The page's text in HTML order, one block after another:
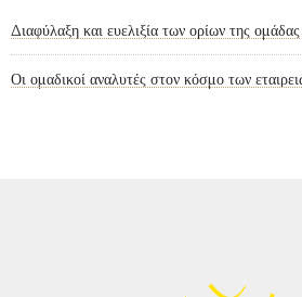
Διαφύλαξη και ευελιξία των ορίων της ομάδας
Οι ομαδικοί αναλυτές στον κόσμο των